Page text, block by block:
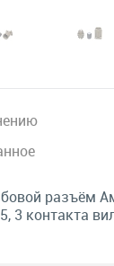
разъём
3 контакта